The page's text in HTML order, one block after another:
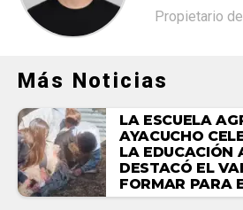
Propietario
Más Noticias
LA ESCUELA
AYACUCHO
LA EDUCACIÓN
DESTACÓ EL
FORMAR PARA